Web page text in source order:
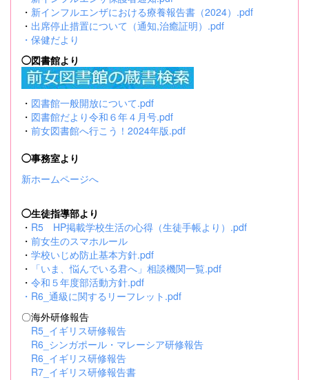
・ 新インフルエンザにおける療養報告書（2024）.pdf
・ 出席停止措置について（通知,治癒証明）.pdf
・ 保健だより
◯図書館より
・ 図書館一般開放について.pdf
・ 図書館だより令和６年４月号.pdf
・ 前女図書館へ行こう！2024年版.pdf
◯事務室より
新ホームページへ
◯生徒指導部より
・ R5 HP掲載学校生活の心得（生徒手帳より）.pdf
・ 前女生のスマホルール
・ 学校いじめ防止基本方針.pdf
・
「いま、悩んでいる君へ」相談機関一覧.pdf
・ 令和５年度部活動方針.pdf
・ R6_通級に関するリーフレット.pdf
〇海外研修報告
R5_イギリス研修報告
R6_シンガポール・マレーシア研修報告
R6_イギリス研修報告
R7_イギリス研修報告書